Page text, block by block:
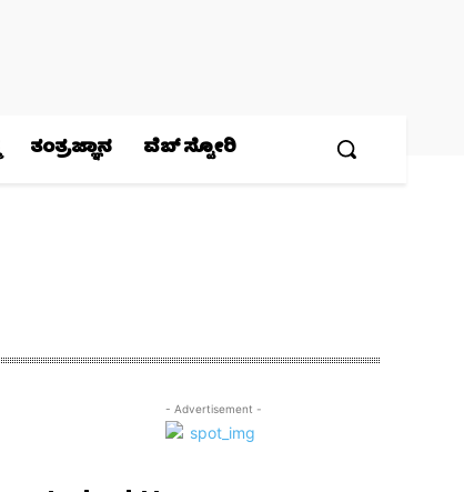
ತಂತ್ರಜ್ಞಾನ ವೆಬ್ ಸ್ಟೋರಿ
- Advertisement -